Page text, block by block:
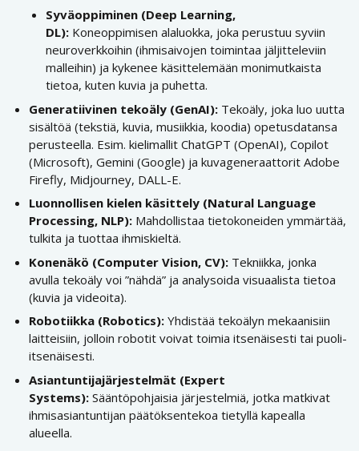
Syväoppiminen (Deep Learning,
DL): Koneoppimisen alaluokka, joka perustuu syviin
neuroverkkoihin (ihmisaivojen toimintaa jäljitteleviin
malleihin) ja kykenee käsittelemään monimutkaista
tietoa, kuten kuvia ja puhetta.
Generatiivinen tekoäly (GenAI): Tekoäly, joka luo uutta
sisältöä (tekstiä, kuvia, musiikkia, koodia) opetusdatansa
perusteella. Esim. kielimallit ChatGPT (OpenAI), Copilot
(Microsoft), Gemini (Google) ja kuvageneraattorit Adobe
Firefly, Midjourney, DALL-E.
Luonnollisen kielen käsittely (Natural Language
Processing, NLP): Mahdollistaa tietokoneiden ymmärtää,
tulkita ja tuottaa ihmiskieltä.
Konenäkö (Computer Vision, CV): Tekniikka, jonka
avulla tekoäly voi ”nähdä” ja analysoida visuaalista tietoa
(kuvia ja videoita).
Robotiikka (Robotics): Yhdistää tekoälyn mekaanisiin
laitteisiin, jolloin robotit voivat toimia itsenäisesti tai puoli-
itsenäisesti.
Asiantuntijajärjestelmät (Expert
Systems): Sääntöpohjaisia järjestelmiä, jotka matkivat
ihmisasiantuntijan päätöksentekoa tietyllä kapealla
alueella.